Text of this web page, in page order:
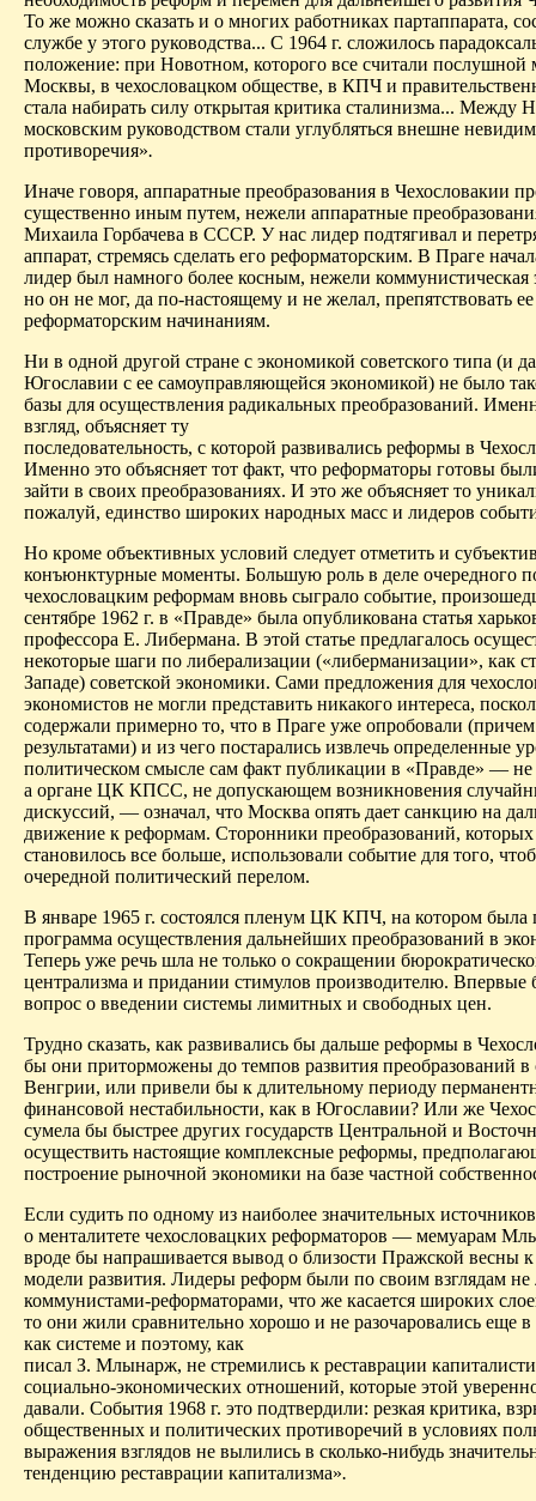
То же можно сказать и о многих работниках партаппарата,
службе у этого руководства... С 1964 г. сложилось
положение: при Новотном, которого все считали послушной
Москвы, в чехословацком обществе, в КПЧ и
стала набирать силу открытая критика сталинизма... Между
московским руководством стали углубляться внешне
противоречия».
Иначе говоря, аппаратные преобразования в Чехословакии
существенно иным путем, нежели аппаратные
Михаила Горбачева в СССР. У нас лидер подтягивал и
аппарат, стремясь сделать его реформаторским. В Праге
лидер был намного более косным, нежели коммунистическая
но он не мог, да по-настоящему и не желал, препятствовать ее
реформаторским начинаниям.
Ни в одной другой стране с экономикой советского типа (и
Югославии с ее самоуправляющейся экономикой) не было
базы для осуществления радикальных преобразований.
взгляд, объясняет ту
последовательность, с которой развивались реформы в
Именно это объясняет тот факт, что реформаторы готовы
зайти в своих преобразованиях. И это же объясняет то
пожалуй, единство широких народных масс и лидеров
Но кроме объективных условий следует отметить и
конъюнктурные моменты. Большую роль в деле очередного
чехословацким реформам вновь сыграло событие,
сентябре 1962 г. в «Правде» была опубликована статья
профессора Е. Либермана. В этой статье предлагалось
некоторые шаги по либерализации («либерманизации», как
Западе) советской экономики. Сами предложения для
экономистов не могли представить никакого интереса,
содержали примерно то, что в Праге уже опробовали
результатами) и из чего постарались извлечь определенные
политическом смысле сам факт публикации в «Правде» — не
а органе ЦК КПСС, не допускающем возникновения
дискуссий, — означал, что Москва опять дает санкцию на
движение к реформам. Сторонники преобразований,
становилось все больше, использовали событие для того,
очередной политический перелом.
В январе 1965 г. состоялся пленум ЦК КПЧ, на котором была
программа осуществления дальнейших преобразований в
Теперь уже речь шла не только о сокращении
централизма и придании стимулов производителю. Впервые
вопрос о введении системы лимитных и свободных цен.
Трудно сказать, как развивались бы дальше реформы в
бы они приторможены до темпов развития преобразований в
Венгрии, или привели бы к длительному периоду
финансовой нестабильности, как в Югославии? Или же
сумела бы быстрее других государств Центральной и
осуществить настоящие комплексные реформы,
построение рыночной экономики на базе частной
Если судить по одному из наиболее значительных
о менталитете чехословацких реформаторов — мемуарам
вроде бы напрашивается вывод о близости Пражской весны
модели развития. Лидеры реформ были по своим взглядам не
коммунистами-реформаторами, что же касается широких
то они жили сравнительно хорошо и не разочаровались еще в
как системе и поэтому, как
писал З. Млынарж, не стремились к реставрации
социально-экономических отношений, которые этой
давали. События 1968 г. это подтвердили: резкая критика,
общественных и политических противоречий в условиях
выражения взглядов не вылились в сколько-нибудь
тенденцию реставрации капитализма».